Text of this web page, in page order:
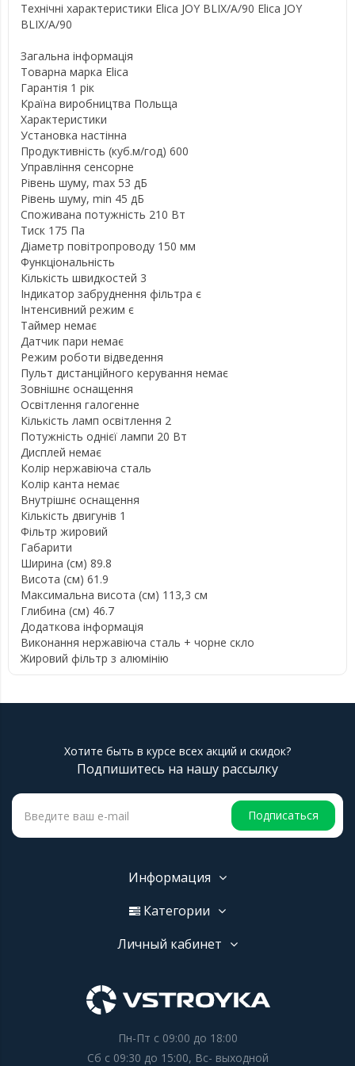
Технічні характеристики Elica JOY BLIX/A/90 Elica JOY
BLIX/A/90
Загальна інформація
Товарна марка Elica
Гарантія 1 рік
Країна виробництва Польща
Характеристики
Установка настінна
Продуктивність (куб.м/год) 600
Управління сенсорне
Рівень шуму, max 53 дБ
Рівень шуму, min 45 дБ
Споживана потужність 210 Вт
Тиск 175 Па
Діаметр повітропроводу 150 мм
Функціональність
Кількість швидкостей 3
Індикатор забруднення фільтра є
Інтенсивний режим є
Таймер немає
Датчик пари немає
Режим роботи відведення
Пульт дистанційного керування немає
Зовнішнє оснащення
Освітлення галогенне
Кількість ламп освітлення 2
Потужність однієї лампи 20 Вт
Дисплей немає
Колір нержавіюча сталь
Колір канта немає
Внутрішнє оснащення
Кількість двигунів 1
Фільтр жировий
Габарити
Ширина (см) 89.8
Висота (см) 61.9
Максимальна висота (см) 113,3 см
Глибина (см) 46.7
Додаткова інформація
Виконання нержавіюча сталь + чорне скло
Жировий фільтр з алюмінію
Хотите быть в курсе всех акций и скидок?
Подпишитесь на нашу рассылку
Подписаться
Информация
Категории
Личный кабинет
Пн-Пт с 09:00 до 18:00
Сб с 09:30 до 15:00, Вс- выходной